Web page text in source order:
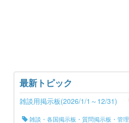
最新トピック
雑談用掲示板(2026/1/1～12/31)
雑談・各国掲示板・質問掲示板・管理